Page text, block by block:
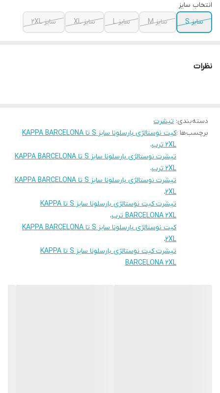
انتخاب سایز
سایز S
سایز M سایز L سایز XL سایز 2XL
نظرات
دسته‌بندی: تیشرت
برچسب‌ها :
کیت نوستالژی بارسلونا سایز S تا KAPPA BARCELONA
2XL ترب
،
تیشرت نوستالژی بارسلونا سایز S تا KAPPA BARCELONA
2XL ترب
،
تیشرت نوستالژی بارسلونا سایز S تا KAPPA BARCELONA
2XL،
تیشرت کیت نوستالژی بارسلونا سایز S تا KAPPA
BARCELONA 2XL ترب
،
کیت نوستالژی بارسلونا سایز S تا KAPPA BARCELONA
2XL،
تیشرت کیت نوستالژی بارسلونا سایز S تا KAPPA
BARCELONA 2XL